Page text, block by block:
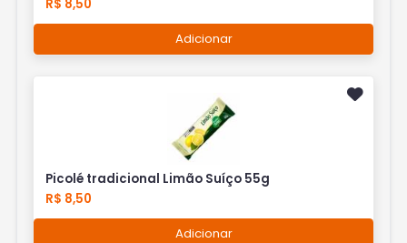
R$ 8,50
Adicionar
Picolé tradicional Limão Suíço 55g
R$ 8,50
Adicionar